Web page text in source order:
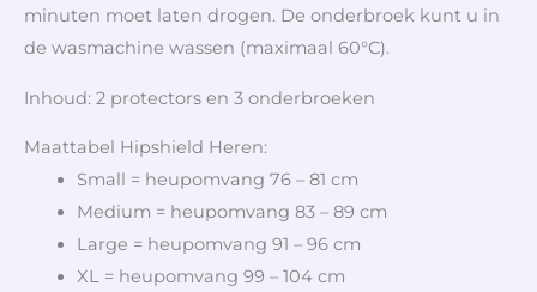
minuten moet laten drogen. De onderbroek kunt u in
de wasmachine wassen (maximaal 60°C).
Inhoud: 2 protectors en 3 onderbroeken
Maattabel Hipshield Heren:
Small = heupomvang 76 – 81 cm
Medium = heupomvang 83 – 89 cm
Large = heupomvang 91 – 96 cm
XL = heupomvang 99 – 104 cm